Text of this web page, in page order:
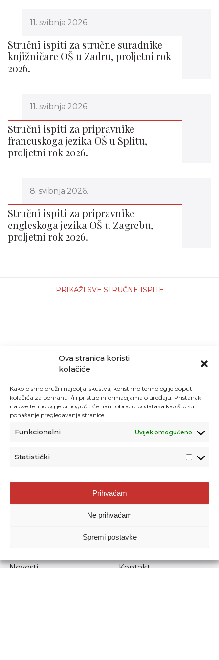
Ova stranica koristi
kolačiće
Kako bismo pružili najbolja iskustva, koristimo tehnologije poput
kolačića za pohranu i/ili pristup informacijama o uređaju. Pristanak
na ove tehnologije omogućit će nam obradu podataka kao što su
ponašanje pregledavanja stranice.
Funkcionalni Uvijek omogućeno
Statistički
Prihvaćam
Ne prihvaćam
Spremi postavke
11. svibnja 2026.
Stručni ispiti za stručne suradnike
knjižničare OŠ u Zadru, proljetni rok
2026.
11. svibnja 2026.
Stručni ispiti za pripravnike
francuskoga jezika OŠ u Splitu,
proljetni rok 2026.
8. svibnja 2026.
Stručni ispiti za pripravnike
engleskoga jezika OŠ u Zagrebu,
proljetni rok 2026.
PRIKAŽI SVE STRUČNE ISPITE
Agencija za odgoj i obrazovanje
Donje Svetice 38, 10000 Zagreb
1778129
Prenošenje sadržaja dopušteno je uz navođenje izvora.
Novosti
Kontakt